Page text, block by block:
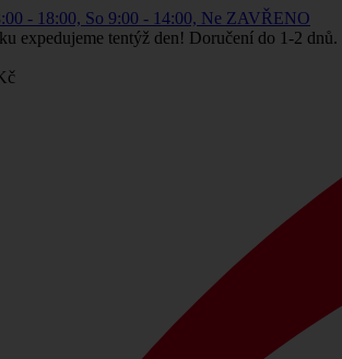
- 18:00, So 9:00 - 14:00, Ne ZAVŘENO
expedujeme tentýž den! Doručení do 1-2